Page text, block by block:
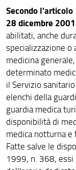
Secondo
28 dicembre 2001
abilitati, anche
specializzazione o
medicina
determinato
il Servizio
elenchi della
guardia medica
disponibilità di
medica notturna e
Fatte salve le
1999, n. 368,